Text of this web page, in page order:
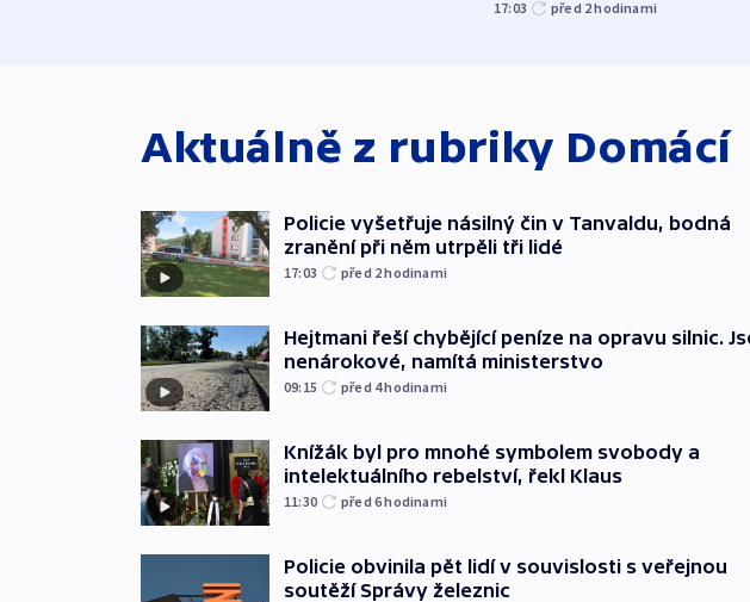
17:03 před 2hodinami
Aktuálně z rubriky Domácí
Policie vyšetřuje násilný čin v Tanvaldu, bodná
zranění při něm utrpěli tři lidé
17:03 před 2hodinami
Hejtmani řeší chybějící peníze na opravu silnic.
nenárokové, namítá ministerstvo
09:15 před 4hodinami
Knížák byl pro mnohé symbolem svobody a
intelektuálního rebelství, řekl Klaus
11:30 před 6hodinami
Policie obvinila pět lidí v souvislosti s veřejnou
soutěží Správy železnic